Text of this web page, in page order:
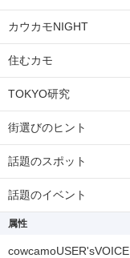
カウカモNIGHT
住むカモ
TOKYO研究
街選びのヒント
話題のスポット
話題のイベント
属性
cowcamoUSER'sVOICE